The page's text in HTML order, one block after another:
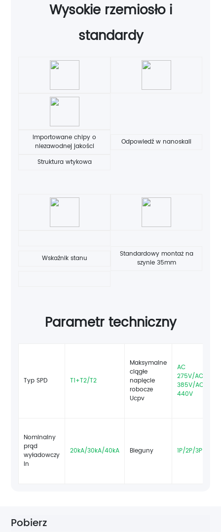
Wysokie rzemiosło i
standardy
Importowane chipy o
niezawodnej jakości
Odpowiedź w nanoskali
Struktura wtykowa
Wskaźnik stanu
Standardowy montaż na
szynie 35mm
Parametr techniczny
Typ SPD T1+T2/T2
Maksymalne
ciągłe
napięcie
robocze
Ucpv
AC
275V/AC
385V/AC
440V
Nominalny
prąd
wyładowczy
In
20kA/30kA/40kA Bieguny 1P/2P/3P/4P
Pobierz